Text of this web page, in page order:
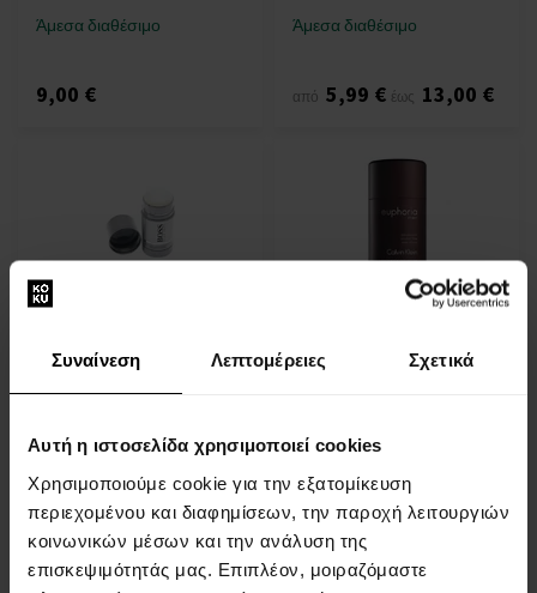
Συναίνεση Λεπτομέρειες Σχετικά
Αυτή η ιστοσελίδα χρησιμοποιεί cookies
Χρησιμοποιούμε cookie για την εξατομίκευση
περιεχομένου και διαφημίσεων, την παροχή λειτουργιών
κοινωνικών μέσων και την ανάλυση της
επισκεψιμότητάς μας. Επιπλέον, μοιραζόμαστε
Άμεσα διαθέσιμο
9,00 €
Άμεσα διαθέσιμο
από 5,99 € έως 13,00 €
75ml - Deostick - Άνδρες
17,00 €
Deostick - Άνδρες
16,00 €